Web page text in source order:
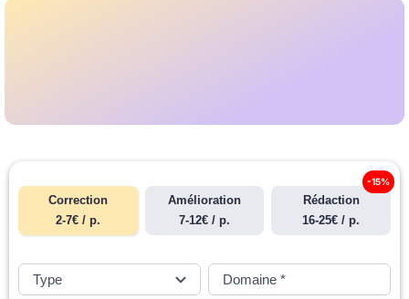
Correction
2-7€ / p.
Amélioration
7-12€ / p.
Rédaction
16-25€ / p.
-15%